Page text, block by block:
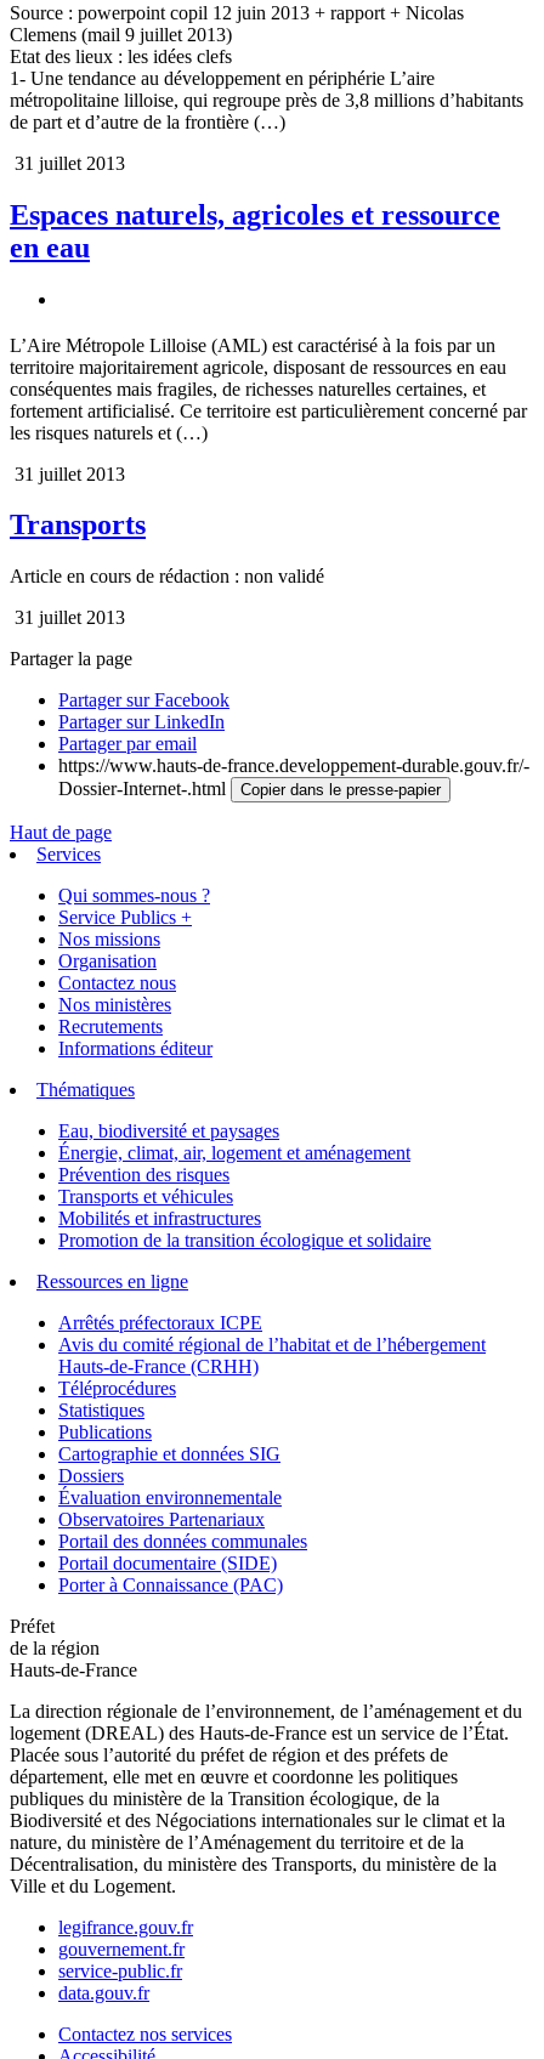
Source : powerpoint copil 12 juin 2013 + rapport + Nicolas
Clemens (mail 9 juillet 2013)
Etat des lieux : les idées clefs
1- Une tendance au développement en périphérie L’aire
métropolitaine lilloise, qui regroupe près de 3,8 millions d’habitants
de part et d’autre de la frontière (…)
31 juillet 2013
Espaces naturels, agricoles et ressource
en eau
L’Aire Métropole Lilloise (AML) est caractérisé à la fois par un
territoire majoritairement agricole, disposant de ressources en eau
conséquentes mais fragiles, de richesses naturelles certaines, et
fortement artificialisé. Ce territoire est particulièrement concerné par
les risques naturels et (…)
31 juillet 2013
Transports
Article en cours de rédaction : non validé
31 juillet 2013
Partager la page
Partager sur Facebook
Partager sur LinkedIn
Partager par email
https://www.hauts-de-france.developpement-durable.gouv.fr/-
Dossier-Internet-.html
Copier dans le presse-papier
Haut de page
Services
Qui sommes-nous ?
Service Publics +
Nos missions
Organisation
Contactez nous
Nos ministères
Recrutements
Informations éditeur
Thématiques
Eau, biodiversité et paysages
Énergie, climat, air, logement et aménagement
Prévention des risques
Transports et véhicules
Mobilités et infrastructures
Promotion de la transition écologique et solidaire
Ressources en ligne
Arrêtés préfectoraux ICPE
Avis du comité régional de l’habitat et de l’hébergement
Hauts-de-France (CRHH)
Téléprocédures
Statistiques
Publications
Cartographie et données SIG
Dossiers
Évaluation environnementale
Observatoires Partenariaux
Portail des données communales
Portail documentaire (SIDE)
Porter à Connaissance (PAC)
Préfet
de la région
Hauts-de-France
La direction régionale de l’environnement, de l’aménagement et du
logement (DREAL) des Hauts-de-France est un service de l’État.
Placée sous l’autorité du préfet de région et des préfets de
département, elle met en œuvre et coordonne les politiques
publiques du ministère de la Transition écologique, de la
Biodiversité et des Négociations internationales sur le climat et la
nature, du ministère de l’Aménagement du territoire et de la
Décentralisation, du ministère des Transports, du ministère de la
Ville et du Logement.
legifrance.gouv.fr
gouvernement.fr
service-public.fr
data.gouv.fr
Contactez nos services